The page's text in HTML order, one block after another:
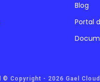
Blog
Portal
© Copyright - 2026 Gael Cloud